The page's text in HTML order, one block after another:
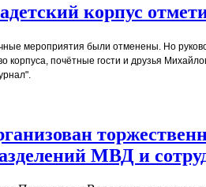
корпус
мероприятия были отменены. Но
корпуса, почётные гости и друзья
МВД и